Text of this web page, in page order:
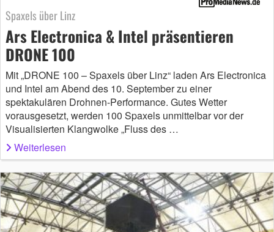
Spaxels über Linz
Ars Electronica & Intel präsentieren
DRONE 100
Mit „DRONE 100 – Spaxels über Linz“ laden Ars Electronica
und Intel am Abend des 10. September zu einer
spektakulären Drohnen-Performance. Gutes Wetter
vorausgesetzt, werden 100 Spaxels unmittelbar vor der
Visualisierten Klangwolke „Fluss des …
Weiterlesen